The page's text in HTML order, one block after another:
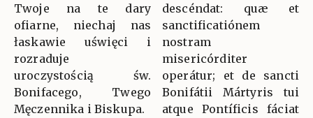
Twoje na te dary
ofiarne, niechaj nas
łaskawie uświęci i
rozraduje
uroczystością św.
Bonifacego, Twego
Męczennika i Biskupa.
descéndat: quæ et
sanctificatiónem
nostram
misericórditer
operátur; et de sancti
Bonifátii Mártyris tui
atque Pontíficis fáciat